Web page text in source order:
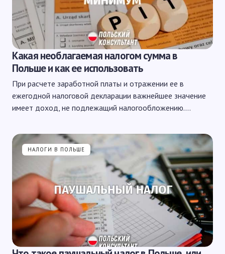
Какая необлагаемая налогом сумма в
Польше и как ее использовать
При расчете заработной платы и отражении ее в
ежегодной налоговой декларации важнейшее значение
имеет доход, не подлежащий налогообложению.…
НАЛОГИ В ПОЛЬШЕ